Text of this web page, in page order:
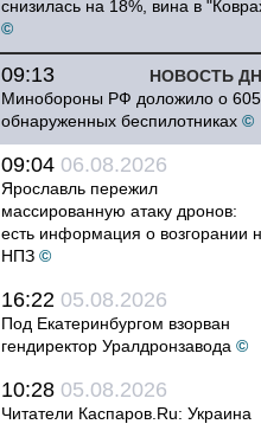
снизилась на 18%, вина в
©
НОВОСТЬ
09:13
Минобороны РФ доложило о 605
обнаруженных беспилотниках ©
09:04 06.08.2026
Ярославль пережил
массированную атаку дронов:
есть информация о возгорании
НПЗ ©
16:22 05.08.2026
Под Екатеринбургом взорван
гендиректор Уралдронзавода ©
10:28 05.08.2026
Читатели Каспаров.Ru: Украина